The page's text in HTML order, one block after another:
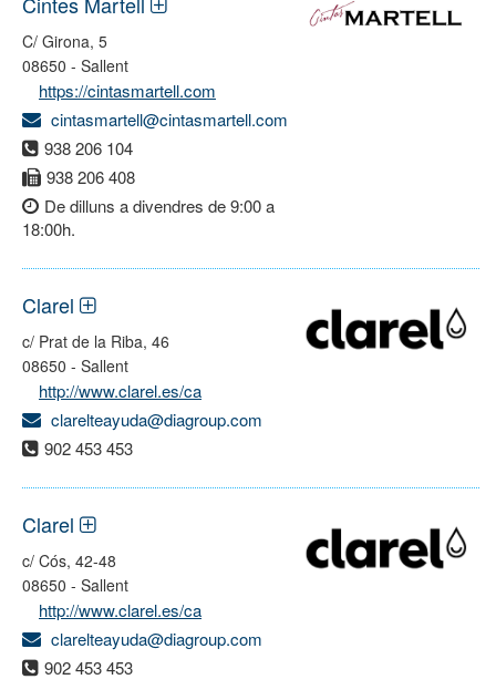
C/ Girona, 5
08650 - Sallent
https://cintasmartell.com
cintasmartell@cintasmartell.com
938 206 104
938 206 408
De dilluns a divendres de 9:00 a
18:00h.
Clarel
c/ Prat de la Riba, 46
08650 - Sallent
http://www.clarel.es/ca
clarelteayuda@diagroup.com
902 453 453
Clarel
c/ Cós, 42-48
08650 - Sallent
http://www.clarel.es/ca
clarelteayuda@diagroup.com
902 453 453